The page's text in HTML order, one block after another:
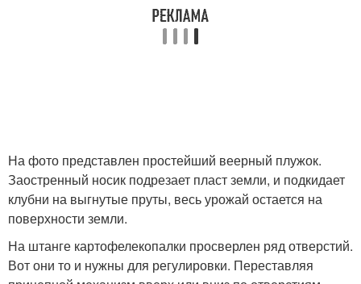
На фото представлен простейший веерный плужок.
Заостренный носик подрезает пласт земли, и подкидает
клубни на выгнутые пруты, весь урожай остается на
поверхности земли.
На штанге картофелекопалки просверлен ряд отверстий.
Вот они то и нужны для регулировки. Переставляя